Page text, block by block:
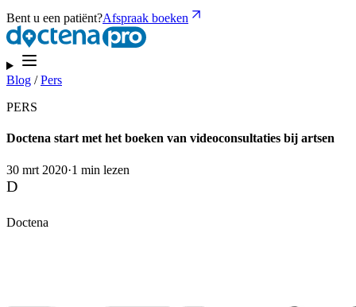
Bent u een patiënt?Afspraak boeken
Blog /Pers
PERS
Doctena start met het boeken van videoconsultaties bij artsen
30 mrt 2020·1 min lezen
D
Doctena